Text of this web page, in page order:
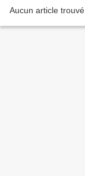
Aucun article trouvé